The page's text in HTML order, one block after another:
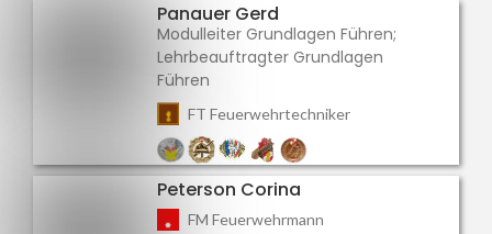
Panauer Gerd
Modulleiter Grundlagen Führen;
Lehrbeauftragter Grundlagen
Führen
FT Feuerwehrtechniker
Peterson Corina
FM Feuerwehrmann